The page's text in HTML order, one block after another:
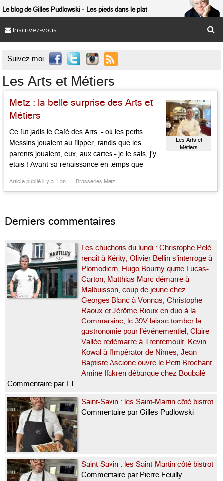
Le blog de Gilles Pudlowski Les pieds dans le plat
Inscrivez-vous
Suivez moi 
Les Arts et Métiers
Metz : la belle surprise des Arts et
Métiers
Ce fut jadis le Café des Arts – où les petits
Messins jouaient au flipper, tandis que les
parents jouaient, eux, aux cartes – je le sais, j’y
étais ! Avant sa renaissance en temps que
Bucher, puis sa reprise par Jean-Noël Dron de
Article publié il y a 1 an Brasseries Metz
Les Arts et
Métiers
Derniers commentaires
Les chuchotis du lundi : Christophe Pelé
renaît à Kérity, Olivier Bellin s’interroge à
Plomodiern, Hugo Bourny quitte Lucas-
Carton, Matthias Marc démarre à
Malbuisson, coup de jeune chez
Georges Blanc à Vonnas, Christophe
Raoux et Jérôme Rioux en duo à la
Commaraine, le 39V laisse tomber la
gastronomie pour l’événementiel, Claire
Vallée redémarre à Trentemoult, Kevin
Kowal à l’Impérator de Nîmes, Jean-
Baptiste Ascione ouvre le Petit Brochant,
Amine Ifakren débarque chez Boubalé
Commentaire par LT
Saint-Savin : les Saint-Martin côté bistrot
Commentaire par Gilles Pudlowski
Saint-Savin : les Saint-Martin côté bistrot
Commentaire par Pierre Feuilly